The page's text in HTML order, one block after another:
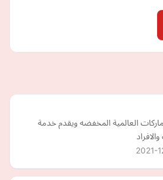
العالمية المخفضه ويقدم خدمة
2021-